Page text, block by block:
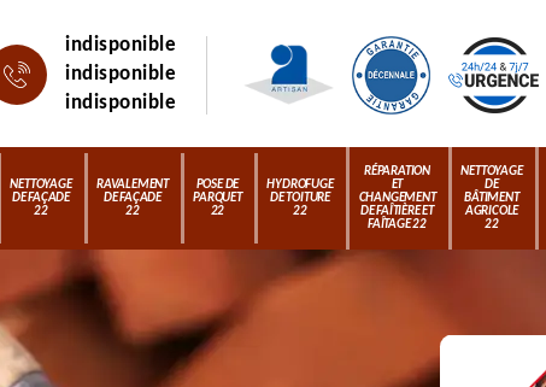
indisponible
indisponible
indisponible
NETTOYAGE
DE FAÇADE
22
RAVALEMENT
DE FAÇADE
22
POSE DE
PARQUET
22
HYDROFUGE
DE TOITURE
22
RÉPARATION
ET
CHANGEMENT
DE FAÎTIÈRE ET
FAÎTAGE 22
NETTOYAGE
DE
BÂTIMENT
AGRICOLE
22